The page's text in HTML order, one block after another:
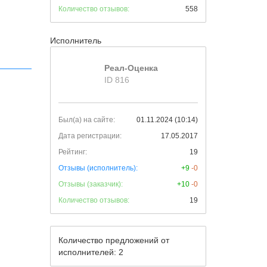
Количество отзывов: 558
Исполнитель
Реал-Оценка
ID 816
Был(а) на сайте:
01.11.2024 (10:14)
Дата регистрации:
17.05.2017
Рейтинг:
19
Отзывы (исполнитель):
+9 -0
Отзывы (заказчик):
+10 -0
Количество отзывов:
19
Количество предложений от
исполнителей: 2